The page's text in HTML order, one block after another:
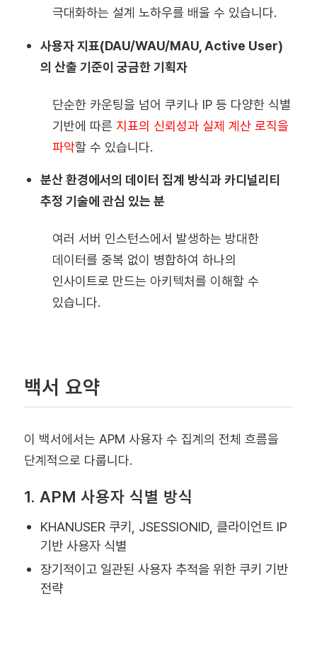
극대화하는 설계 노하우를 배울 수 있습니다.
사용자 지표(DAU/WAU/MAU, Active User)
의 산출 기준이 궁금한 기획자
단순한 카운팅을 넘어 쿠키나 IP 등 다양한 식별
기반에 따른 지표의 신뢰성과 실제 계산 로직을
파악할 수 있습니다.
분산 환경에서의 데이터 집계 방식과 카디널리티
추정 기술에 관심 있는 분
여러 서버 인스턴스에서 발생하는 방대한
데이터를 중복 없이 병합하여 하나의
인사이트로 만드는 아키텍처를 이해할 수
있습니다.
백서 요약
이 백서에서는 APM 사용자 수 집계의 전체 흐름을
단계적으로 다룹니다.
1. APM 사용자 식별 방식
KHANUSER 쿠키, JSESSIONID, 클라이언트 IP
기반 사용자 식별
장기적이고 일관된 사용자 추적을 위한 쿠키 기반
전략